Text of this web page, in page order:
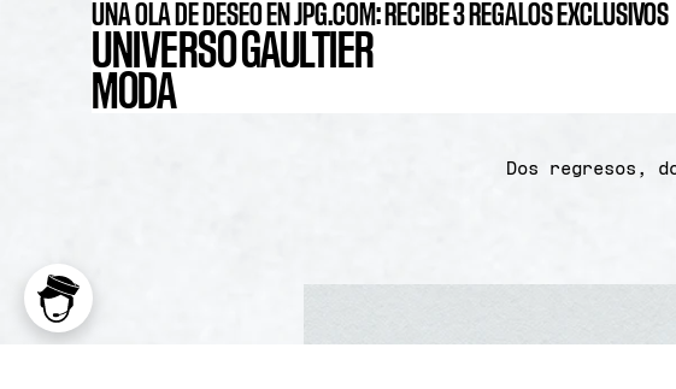
UNA OLA DE DESEO EN JPG.COM: RECIBE 3 REGALOS EXCLUSIVOS
UNIVERSO GAULTIER
MODA